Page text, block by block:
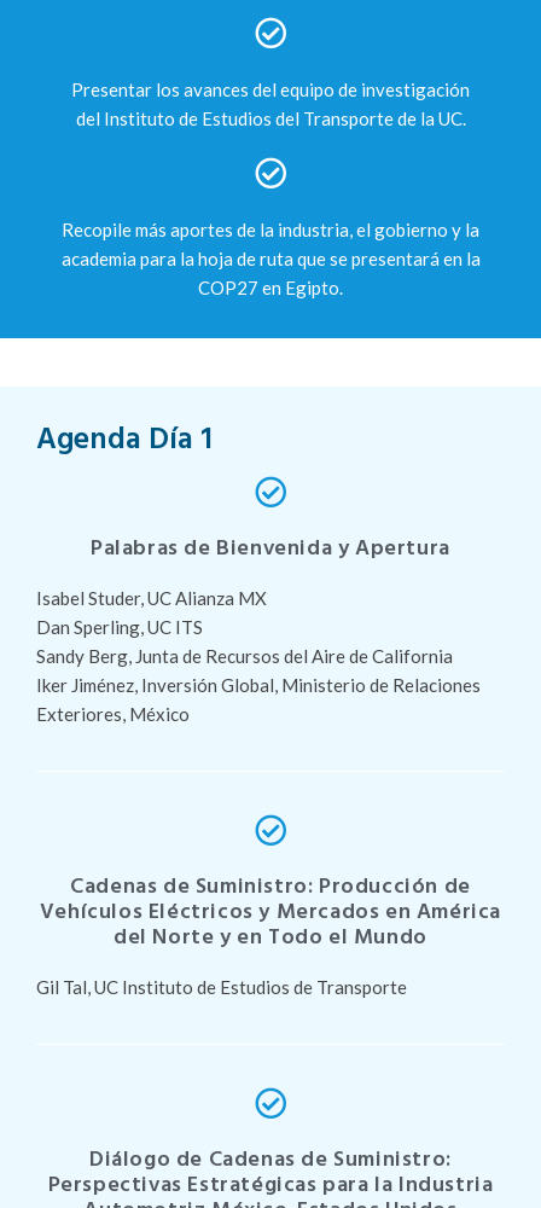
Presentar los avances del equipo de investigación
del Instituto de Estudios del Transporte de la UC.
Recopile más aportes de la industria, el gobierno y la
academia para la hoja de ruta que se presentará en la
COP27 en Egipto.
Agenda Día 1
Palabras de Bienvenida y Apertura
Isabel Studer, UC Alianza MX
Dan Sperling, UC ITS
Sandy Berg, Junta de Recursos del Aire de California
Iker Jiménez, Inversión Global, Ministerio de Relaciones
Exteriores, México
Cadenas de Suministro: Producción de
Vehículos Eléctricos y Mercados en América
del Norte y en Todo el Mundo
Gil Tal, UC Instituto de Estudios de Transporte
Diálogo de Cadenas de Suministro:
Perspectivas Estratégicas para la Industria